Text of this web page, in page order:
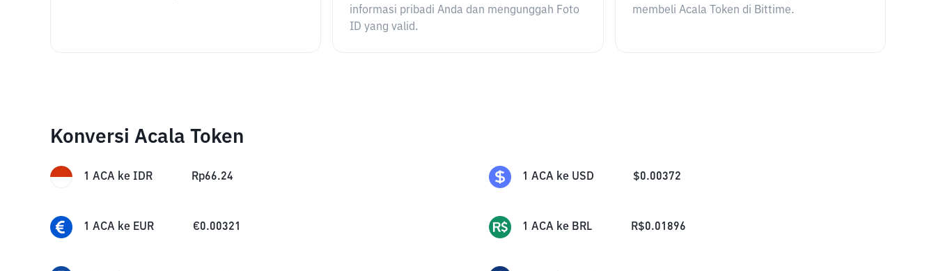
informasi pribadi Anda dan mengunggah Foto
ID yang valid.
membeli Acala Token di Bittime.
Konversi Acala Token
1 ACA ke IDR Rp66.24 1 ACA ke USD $0.00372
1 ACA ke EUR €0.00321 1 ACA ke BRL R$0.01896